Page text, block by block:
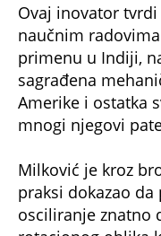
Ovaj inovator
naučnim
primenu u Indiji,
sagrađena
Amerike i ostatka
mnogi njegovi
Milković je kroz
praksi dokazao
osciliranje znatno